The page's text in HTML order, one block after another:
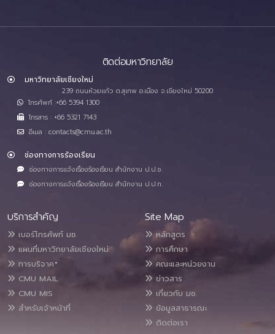
ติดต่อมหาวิทยาลัย
มหาวิทยาลัยเชียงใหม่
239 ถนนห้วยแก้ว ต.สุเทพ อ.เมือง จ.เชียงใหม่ 50200
โทรศัพท์ :+66 5394 1300
โทรสาร : +66 5321 7143
อีเมล : contacts@cmu.ac.th
ช่องทางการร้องเรียน
ช่องทางการแจ้งเรื่องร้องเรียน สำนักงาน ป.ป.ช.
ช่องทางการแจ้งเรื่องร้องเรียน สำนักงาน ป.ป.ท.
บริการสำคัญ
เบอร์โทรศัพท์ มช.
แผนที่มหาวิทยาลัยเชียงใหม่
การบริจาค*
CMU MAIL
CMU MIS
สำหรับเจ้าหน้าที่
Site Map
หลักสูตร
การศึกษา
คณะและหน่วยงาน
ข่าวสาร
เกี่ยวกับ มช.
ข้อมูลสาธารณะ
ติดต่อเรา